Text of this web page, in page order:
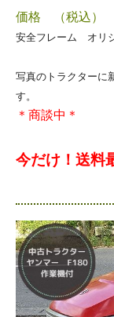
価格 （税込）
安全フレーム オリ
写真のトラクターに
す。
＊商談中＊
今だけ！送料